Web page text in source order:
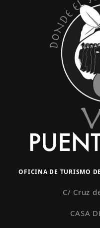
OFICINA DE TURISMO
C/ Cruz
CASA